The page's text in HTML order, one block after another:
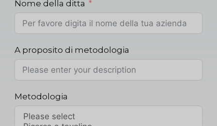
Nome della ditta
A proposito di metodologia
Metodologia